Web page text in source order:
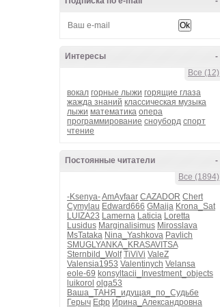
-
Интересы
Все (12)
вокал горные лыжи горящие глаза
жажда знаний классическая музыка
лыжи математика опера
программирование сноуборд спорт
чтение
-
Постоянные читатели
Все (1894)
-Ksenya-AmAyfaar CAZADOR Chert
Cymylau Edward666 GMaija Krona_Sat
LUIZA23 Lamerna Laticia Loretta
Lusidus Marginalisimus Mirosslava
MsTataka Nina_Yashkova Pavlich
SMUGLYANKA_KRASAVITSA
Sternbild_Wolf TiViVi ValeZ
Valensia1953 Valentinych Velansa
eole-69 konsyltacii_Investment_objects
luikorol olga53
Ваша_ТАНЯ_идущая_по_Судьбе
Герыч Ефр Ирина_Александровна